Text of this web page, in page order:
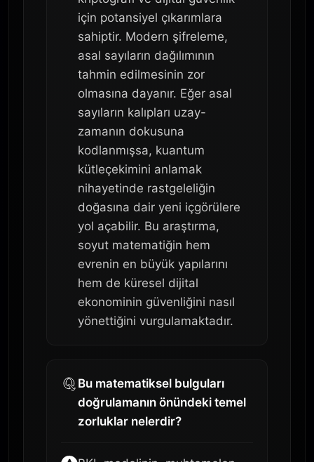
için potansiyel çıkarımlara
sahiptir. Modern şifreleme,
asal sayıların dağılımının
tahmin edilmesinin zor
olmasına dayanır. Eğer asal
sayıların kalıpları uzay-
zamanın dokusuna
kodlanmışsa, kuantum
kütleçekimini anlamak
nihayetinde rastgeleliğin
doğasına dair yeni içgörülere
yol açabilir. Bu araştırma,
soyut matematiğin hem
evrenin en büyük yapılarını
hem de küresel dijital
ekonominin güvenliğini nasıl
yönettiğini vurgulamaktadır.
Bu matematiksel bulguları
doğrulamanın önündeki temel
zorluklar nelerdir?